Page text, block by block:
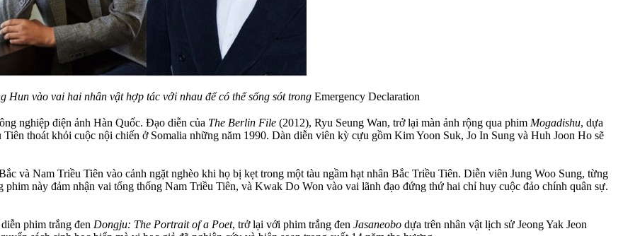
Hun vào vai hai nhân vật hợp tác với nhau để có thể sống sót trong Emergency Declaration
nghiệp điện ảnh Hàn Quốc. Đạo diễn của The Berlin File (2012), Ryu Seung Wan, trở lại màn ảnh rộng qua phim Mogadishu, dựa
thoát khỏi cuộc nội chiến ở Somalia những năm 1990. Dàn diễn viên kỳ cựu gồm Kim Yoon Suk, Jo In Sung và Huh Joon Ho sẽ
và Nam Triều Tiên vào cảnh ngặt nghèo khi họ bị kẹt trong một tàu ngầm hạt nhân Bắc Triều Tiên. Diễn viên Jung Woo Sung, từng
phim này đảm nhận vai tổng thống Nam Triều Tiên, và Kwak Do Won vào vai lãnh đạo đứng thứ hai chỉ huy cuộc đảo chính quân sự.
phim trắng đen Dongju: The Portrait of a Poet, trở lại với phim trắng đen Jasaneobo dựa trên nhân vật lịch sử Jeong Yak Jeon